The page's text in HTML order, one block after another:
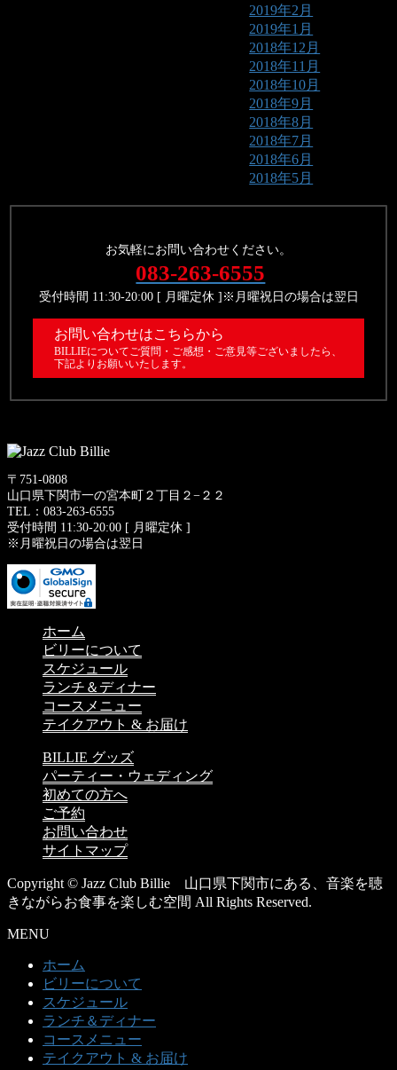
2019年2月
2019年1月
2018年12月
2018年11月
2018年10月
2018年9月
2018年8月
2018年7月
2018年6月
2018年5月
お気軽にお問い合わせください。
083-263-6555
受付時間 11:30-20:00 [ 月曜定休 ]※月曜祝日の場合は翌日
お問い合わせはこちらから
BILLIEについてご質問・ご感想・ご意見等ございましたら、
下記よりお願いいたします。
〒751-0808
山口県下関市一の宮本町２丁目２−２２
TEL：083-263-6555
受付時間 11:30-20:00 [ 月曜定休 ]
※月曜祝日の場合は翌日
ホーム
ビリーについて
スケジュール
ランチ＆ディナー
コースメニュー
テイクアウト & お届け
BILLIE グッズ
パーティー・ウェディング
初めての方へ
ご予約
お問い合わせ
サイトマップ
Copyright © Jazz Club Billie 山口県下関市にある、音楽を聴
きながらお食事を楽しむ空間 All Rights Reserved.
MENU
ホーム
ビリーについて
スケジュール
ランチ＆ディナー
コースメニュー
テイクアウト & お届け